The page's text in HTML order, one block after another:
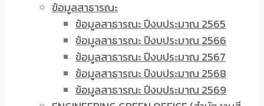
ข้อมูลสาธารณะ
ข้อมูลสาธารณะ ปีงบประมาณ 2565
ข้อมูลสาธารณะ ปีงบประมาณ 2566
ข้อมูลสาธารณะ ปีงบประมาณ 2567
ข้อมูลสาธารณะ ปีงบประมาณ 2568
ข้อมูลสาธารณะ ปีงบประมาณ 2569